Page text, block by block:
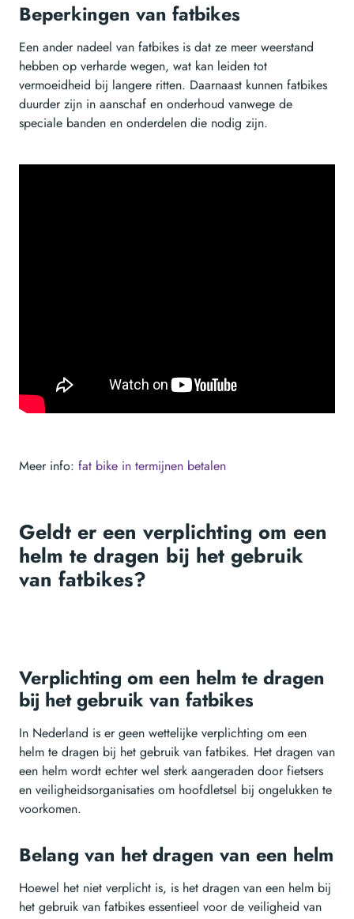
Beperkingen van fatbikes
Een ander nadeel van fatbikes is dat ze meer weerstand
hebben op verharde wegen, wat kan leiden tot
vermoeidheid bij langere ritten. Daarnaast kunnen fatbikes
duurder zijn in aanschaf en onderhoud vanwege de
speciale banden en onderdelen die nodig zijn.
Meer info: fat bike in termijnen betalen
Geldt er een verplichting om een
helm te dragen bij het gebruik
van fatbikes?
Verplichting om een helm te dragen
bij het gebruik van fatbikes
In Nederland is er geen wettelijke verplichting om een
helm te dragen bij het gebruik van fatbikes. Het dragen van
een helm wordt echter wel sterk aangeraden door fietsers
en veiligheidsorganisaties om hoofdletsel bij ongelukken te
voorkomen.
Belang van het dragen van een helm
Hoewel het niet verplicht is, is het dragen van een helm bij
het gebruik van fatbikes essentieel voor de veiligheid van